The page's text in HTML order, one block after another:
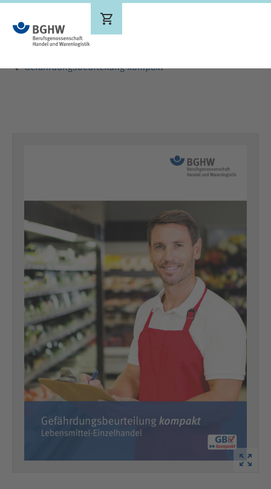
Ergebnisse werden aktualisiert
Gefährdungsbeurteilung kompakt